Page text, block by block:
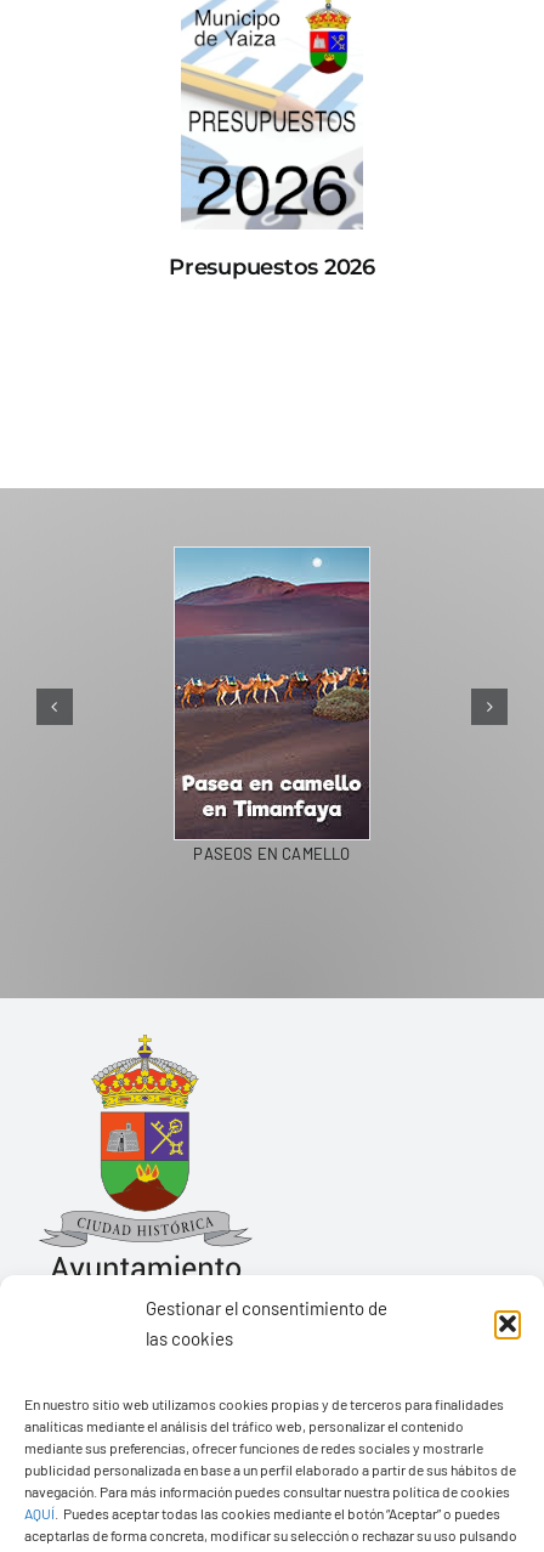
Gestionar el consentimiento de
las cookies
En nuestro sitio web utilizamos cookies propias y de terceros para finalidades
analíticas mediante el análisis del tráfico web, personalizar el contenido
mediante sus preferencias, ofrecer funciones de redes sociales y mostrarle
publicidad personalizada en base a un perfil elaborado a partir de sus hábitos de
navegación. Para más información puedes consultar nuestra política de cookies
AQUÍ
Puedes aceptar todas las cookies mediante el botón “Aceptar” o puedes
aceptarlas de forma concreta, modificar su selección o rechazar su uso pulsando
Presupuestos 2026
PASEOS EN CAMELLO
Pza. de Los Remedios, 1
35570 – Yaiza
Tel:928 83 62 20